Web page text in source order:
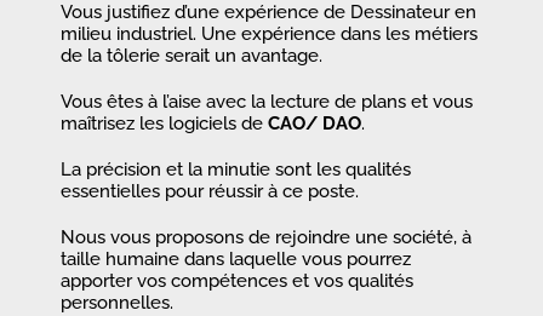
Vous justifiez d’une expérience de Dessinateur en
milieu industriel. Une expérience dans les métiers
de la tôlerie serait un avantage.
Vous êtes à l’aise avec la lecture de plans et vous
maîtrisez les logiciels de CAO/ DAO.
La précision et la minutie sont les qualités
essentielles pour réussir à ce poste.
Nous vous proposons de rejoindre une société, à
taille humaine dans laquelle vous pourrez
apporter vos compétences et vos qualités
personnelles.